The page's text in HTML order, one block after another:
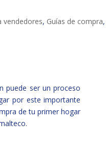
vendedores, Guías de compra,
puede ser un proceso
por este importante
de tu primer hogar